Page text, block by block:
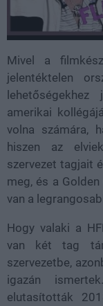
Mivel a
jelentéktelen
amerikai
volna számára,
hiszen az
szervezet tagjait
meg, és a
van a
Hogy valaki a
van két tag
szervezetbe,
igazán
elutasították